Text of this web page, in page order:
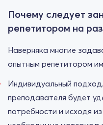
Почему следует
репетитором на
Наверняка многие
опытным репетитором
Индивидуальный
преподавателя будет
потребности и исходя